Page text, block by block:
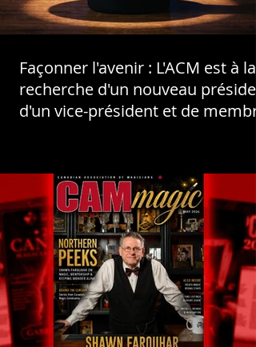
Façonner l'avenir : L'ACM est à la
recherche d'un nouveau
d'un vice-président et de